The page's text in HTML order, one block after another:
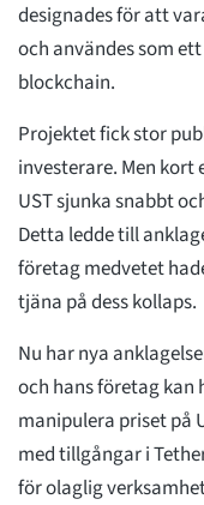
designades för att
och användes som
blockchain.
Projektet fick stor
investerare. Men kort
UST sjunka snabbt
Detta ledde till
företag medvetet
tjäna på dess kollaps.
Nu har nya
och hans företag kan
manipulera priset på
med tillgångar i
för olaglig